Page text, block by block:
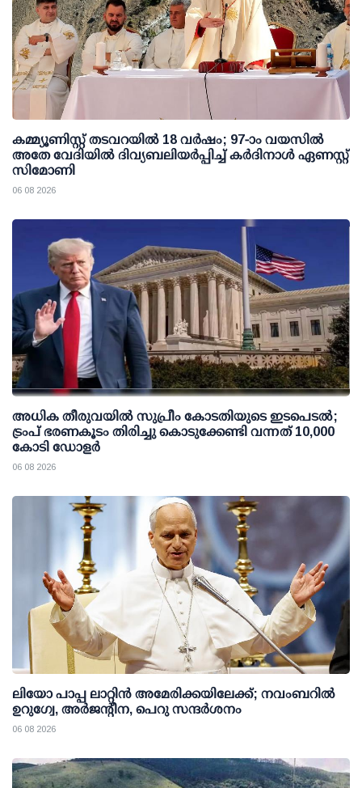
കമ്മ്യൂണിസ്റ്റ് തടവറയില്‍ 18 വര്‍ഷം; 97-ാം വയസില്‍
അതേ വേദിയില്‍ ദിവ്യബലിയര്‍പ്പിച്ച് കര്‍ദിനാള്‍ ഏണസ്റ്റ്
സിമോണി
06 08 2026
അധിക തീരുവയില്‍ സുപ്രീം കോടതിയുടെ ഇടപെടല്‍;
ട്രംപ് ഭരണകൂടം തിരിച്ചു കൊടുക്കേണ്ടി വന്നത് 10,000
കോടി ഡോളര്‍
06 08 2026
ലിയോ പാപ്പ ലാറ്റിൻ അമേരിക്കയിലേക്ക്; നവംബറിൽ
ഉറുഗ്വേ, അർജന്റീന, പെറു സന്ദർശനം
06 08 2026